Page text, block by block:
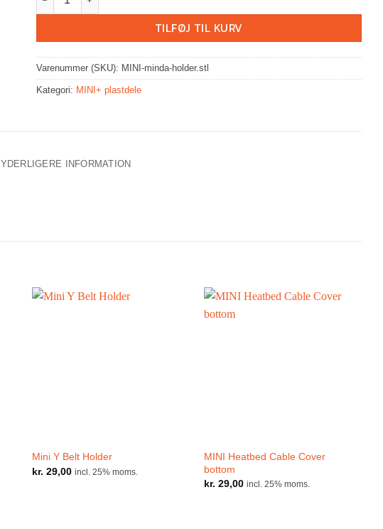
TILFØJ TIL KURV
Varenummer (SKU): MINI-minda-holder.stl
Kategori: MINI+ plastdele
YDERLIGERE INFORMATION
Mini Y Belt Holder
kr. 29,00 incl. 25% moms.
MINI Heatbed Cable Cover
bottom
kr. 29,00 incl. 25% moms.